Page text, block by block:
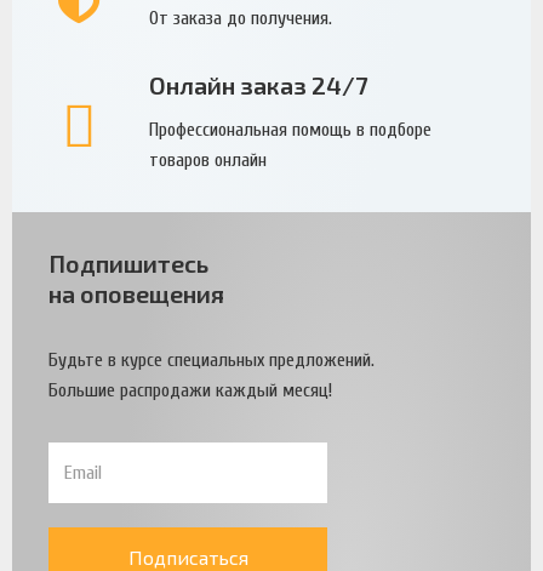
От заказа до получения.
Онлайн заказ 24/7
Профессиональная помощь в подборе
товаров онлайн
Подпишитесь
на оповещения
Будьте в курсе специальных предложений.
Большие распродажи каждый месяц!
Подписаться